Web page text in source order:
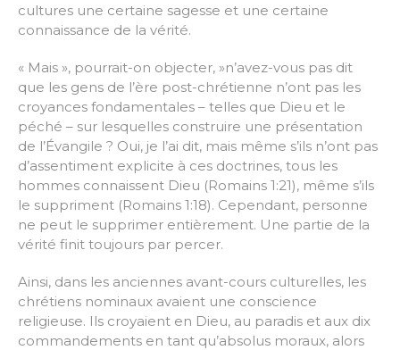
cultures une certaine sagesse et une certaine
connaissance de la vérité.
« Mais », pourrait-on objecter, »n’avez-vous pas dit
que les gens de l’ère post-chrétienne n’ont pas les
croyances fondamentales – telles que Dieu et le
péché – sur lesquelles construire une présentation
de l’Évangile ? Oui, je l’ai dit, mais même s’ils n’ont pas
d’assentiment explicite à ces doctrines, tous les
hommes connaissent Dieu (Romains 1:21), même s’ils
le suppriment (Romains 1:18). Cependant, personne
ne peut le supprimer entièrement. Une partie de la
vérité finit toujours par percer.
Ainsi, dans les anciennes avant-cours culturelles, les
chrétiens nominaux avaient une conscience
religieuse. Ils croyaient en Dieu, au paradis et aux dix
commandements en tant qu’absolus moraux, alors